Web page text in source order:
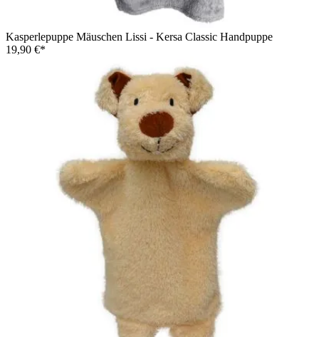
Kasperlepuppe Mäuschen Lissi - Kersa Classic Handpuppe
19,90 €*